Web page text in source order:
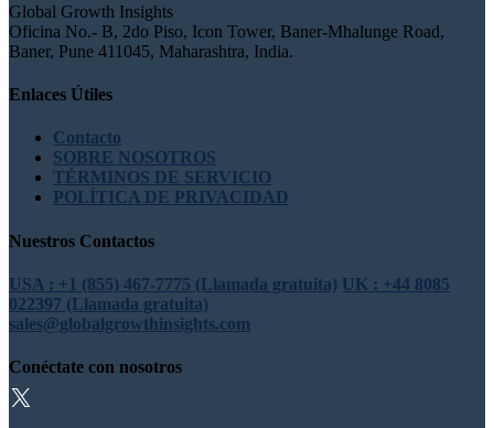
Global Growth Insights
Oficina No.- B, 2do Piso, Icon Tower, Baner-Mhalunge Road,
Baner, Pune 411045, Maharashtra, India.
Enlaces Útiles
Contacto
SOBRE NOSOTROS
TÉRMINOS DE SERVICIO
POLÍTICA DE PRIVACIDAD
Nuestros Contactos
USA : +1 (855) 467-7775 (Llamada gratuita) UK : +44 8085
022397 (Llamada gratuita)
sales@globalgrowthinsights.com
Conéctate con nosotros